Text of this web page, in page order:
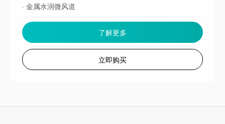
· 金属水润微风道
了解更多
立即购买